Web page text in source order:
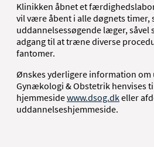
Klinikken åbnet et
vil være åbent i alle døgnets timer,
uddannelsessøgende læger, såvel
adgang til at træne diverse
fantomer.
Ønskes yderligere information
Gynækologi & Obstetrik henvises
hjemmesidewww.dsog.dkeller
uddannelseshjemmeside.